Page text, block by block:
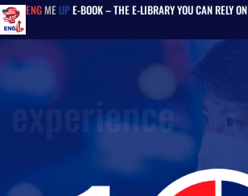
ENGMEUPE-BOOK – THE E-LIBRARY YOU CAN RELY ON